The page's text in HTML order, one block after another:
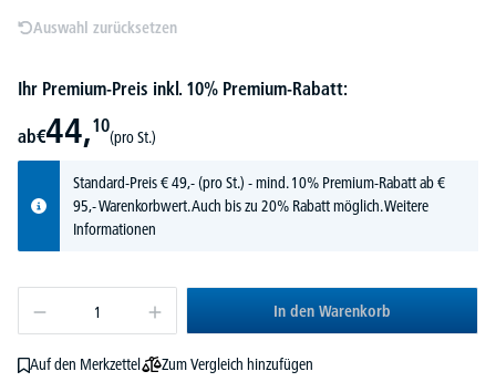
Auswahl zurücksetzen
Ihr Premium-Preis inkl. 10% Premium-Rabatt:
ab€44,10
(pro St.)
Standard-Preis€49,-(pro St.) - mind. 10% Premium-Rabatt ab €
95,- Warenkorbwert. Auch bis zu 20% Rabatt möglich.Weitere
Informationen
In den Warenkorb
Auf den Merkzettel Zum Vergleich hinzufügen